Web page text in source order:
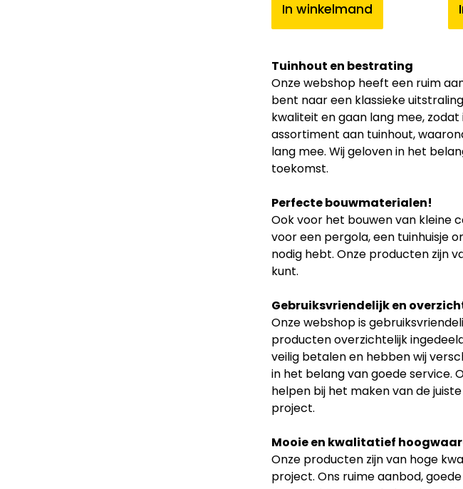
In winkelmand
Tuinhout en bestrating
Onze webshop heeft een ruim
bent naar een klassieke
kwaliteit en gaan lang mee,
assortiment aan tuinhout,
lang mee. Wij geloven in het
toekomst.
Perfecte bouwmaterialen!
Ook voor het bouwen van kleine
voor een pergola, een tuinhuisje
nodig hebt. Onze producten zijn
kunt.
Gebruiksvriendelijk en
Onze webshop is
producten overzichtelijk
veilig betalen en hebben wij
in het belang van goede service.
helpen bij het maken van de
project.
Mooie en kwalitatief
Onze producten zijn van hoge
project. Ons ruime aanbod,